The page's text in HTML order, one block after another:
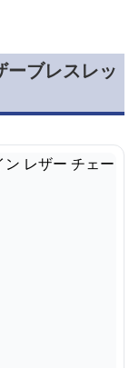
ーブレスレッ